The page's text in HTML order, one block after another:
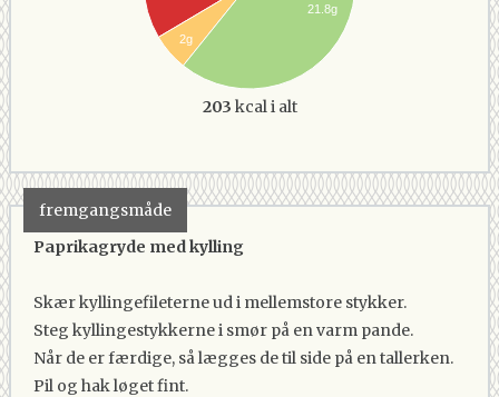
2g
21.8g
203 kcal i alt
fremgangsmåde
Paprikagryde med kylling
Skær kyllingefileterne ud i mellemstore stykker.
Steg kyllingestykkerne i smør på en varm pande.
Når de er færdige, så lægges de til side på en tallerken.
Pil og hak løget fint.